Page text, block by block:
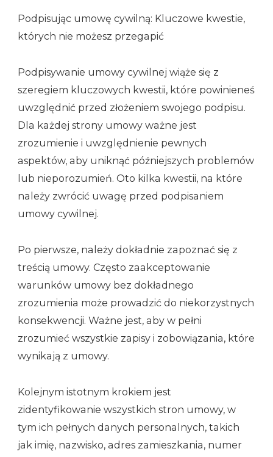
Podpisując umowę cywilną: Kluczowe kwestie,
których nie możesz przegapić
Podpisywanie umowy cywilnej wiąże się z
szeregiem kluczowych kwestii, które powinieneś
uwzględnić przed złożeniem swojego podpisu.
Dla każdej strony umowy ważne jest
zrozumienie i uwzględnienie pewnych
aspektów, aby uniknąć późniejszych problemów
lub nieporozumień. Oto kilka kwestii, na które
należy zwrócić uwagę przed podpisaniem
umowy cywilnej.
Po pierwsze, należy dokładnie zapoznać się z
treścią umowy. Często zaakceptowanie
warunków umowy bez dokładnego
zrozumienia może prowadzić do niekorzystnych
konsekwencji. Ważne jest, aby w pełni
zrozumieć wszystkie zapisy i zobowiązania, które
wynikają z umowy.
Kolejnym istotnym krokiem jest
zidentyfikowanie wszystkich stron umowy, w
tym ich pełnych danych personalnych, takich
jak imię, nazwisko, adres zamieszkania, numer